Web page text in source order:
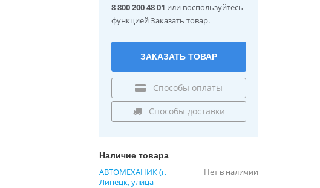
8 800 200 48 01 или воспользуйтесь
функцией Заказать товар.
ЗАКАЗАТЬ ТОВАР
Способы оплаты
Способы доставки
Наличие товара
АВТОМЕХАНИК (г.
Липецк, улица
Нет в наличии